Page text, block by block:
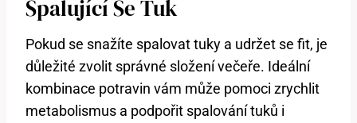
Spalující Se Tuk
Pokud se snažíte spalovat tuky a udržet se fit, je
důležité zvolit správné složení večeře. Ideální
kombinace potravin vám může pomoci zrychlit
metabolismus a podpořit spalování tuků i